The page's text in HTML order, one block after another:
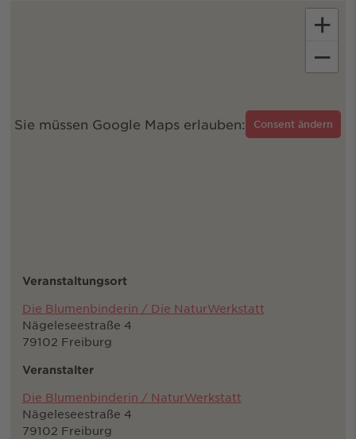
Sie müssen Google Maps erlauben: Consent ändern
+
−
Veranstaltungsort
Die Blumenbinderin / Die NaturWerkstatt
Nägeleseestraße 4
79102 Freiburg
Veranstalter
Die Blumenbinderin / NaturWerkstatt
Nägeleseestraße 4
79102 Freiburg